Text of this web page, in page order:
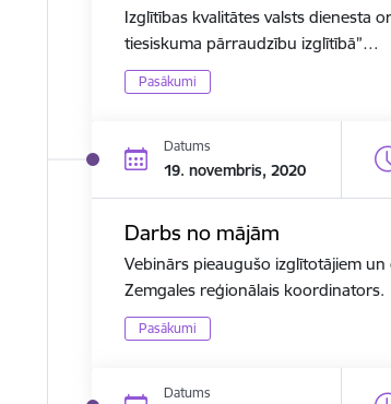
Izglītības kvalitātes valsts dienesta
tiesiskuma pārraudzību izglītībā”…
Pasākumi
Datums
19. novembris, 2020
Darbs no mājām
Vebinārs pieaugušo izglītotājiem un
Zemgales reģionālais koordinators.
Pasākumi
Datums